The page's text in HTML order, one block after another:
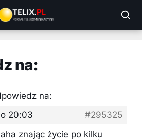
na:
na:
20:03
#295325
znając życie po kilku